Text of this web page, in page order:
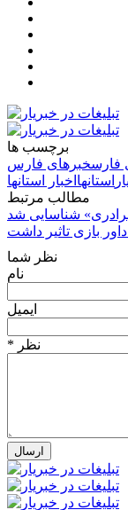
برچسب ها
فارسخبرهای فارس
استانها اخبار استانها
مطالب مرتبط
شناسایی شد
بازی تاثیر داشت
نظر شما
نام
ایمیل
* نظر